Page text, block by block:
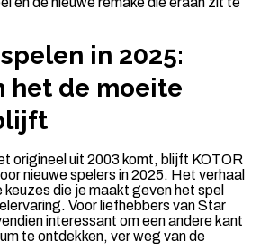
spelen in 2025:
het de moeite
origineel uit 2003 komt, blijft KOTOR
nieuwe spelers in 2025. Het verhaal
keuzes die je maakt geven het spel
Voor liefhebbers van Star
interessant om een andere kant
te ontdekken, ver weg van de